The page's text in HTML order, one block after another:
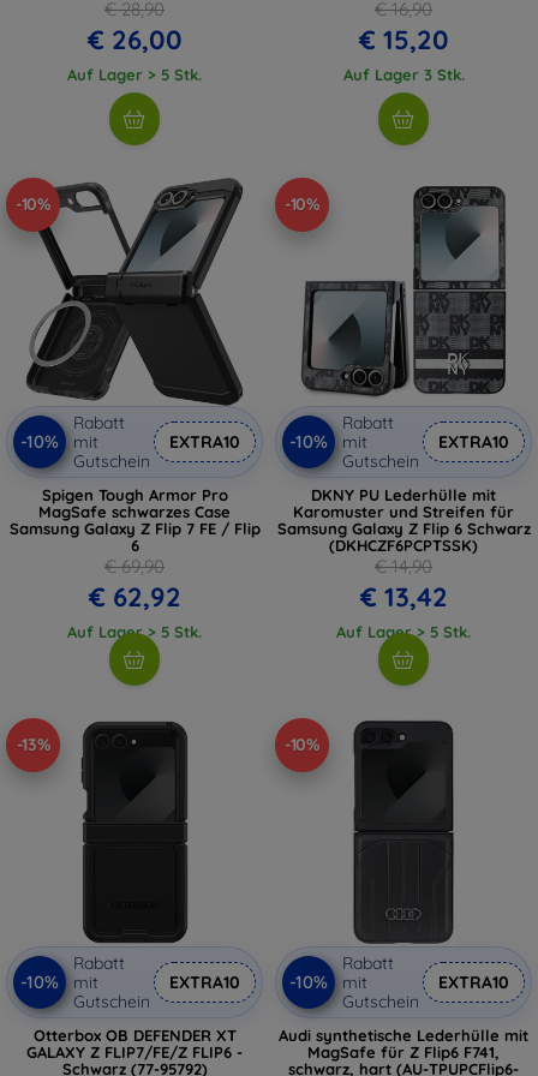
€ 28,90
€ 26,00
Auf Lager > 5 Stk.
€ 16,90
€ 15,20
Auf Lager 3 Stk.
-10%
-10%
Rabatt
mit
Gutschein
EXTRA10
Spigen Tough Armor Pro
MagSafe schwarzes Case
Samsung Galaxy Z Flip 7 FE / Flip
6
€ 69,90
€ 62,92
Auf Lager > 5 Stk.
-10%
-10%
Rabatt
mit
Gutschein
EXTRA10
DKNY PU Lederhülle mit
Karomuster und Streifen für
Samsung Galaxy Z Flip 6 Schwarz
(DKHCZF6PCPTSSK)
€ 14,90
€ 13,42
Auf Lager > 5 Stk.
-13%
-10%
Rabatt
mit
Gutschein
EXTRA10
Otterbox OB DEFENDER XT
GALAXY Z FLIP7/FE/Z FLIP6 -
Schwarz (77-95792)
-10%
-10%
Rabatt
mit
Gutschein
EXTRA10
Audi synthetische Lederhülle mit
MagSafe für Z Flip6 F741,
schwarz, hart (AU-TPUPCFlip6-